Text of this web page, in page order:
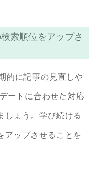
索順位をアップさ
的に記事の見直しや
ートに合わせた対応
しょう。学び続ける
アップさせることを